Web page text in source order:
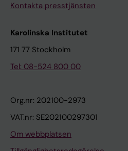
Kontakta presstjänsten
Karolinska Institutet
171 77 Stockholm
Tel: 08-524 800 00
Org.nr: 202100-2973
VAT.nr: SE202100297301
Om webbplatsen